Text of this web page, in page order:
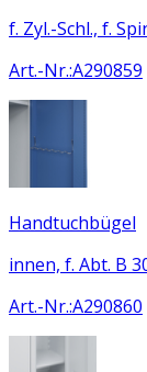
f. Zyl.-Schl., f.
Art.-Nr.:A290859
Handtuchbügel
innen, f. Abt. B
Art.-Nr.:A290860